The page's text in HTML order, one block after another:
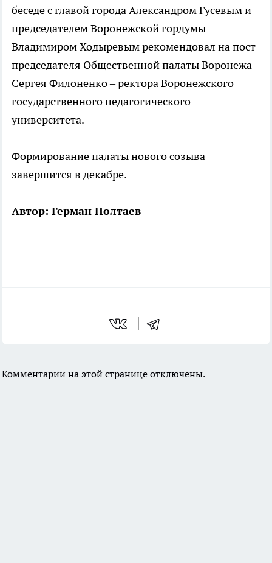
беседе с главой города Александром Гусевым и
председателем Воронежской гордумы
Владимиром Ходыревым рекомендовал на пост
председателя Общественной палаты Воронежа
Сергея Филоненко – ректора Воронежского
государственного педагогического
университета.
Формирование палаты нового созыва
завершится в декабре.
Автор: Герман Полтаев
Комментарии на этой странице отключены.